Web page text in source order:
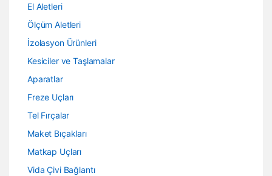
El Aletleri
Ölçüm Aletleri
İzolasyon Ürünleri
Kesiciler ve Taşlamalar
Aparatlar
Freze Uçları
Tel Fırçalar
Maket Bıçakları
Matkap Uçları
Vida Çivi Bağlantı